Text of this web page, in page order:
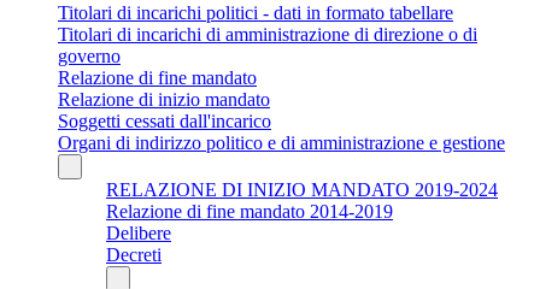
Titolari di incarichi politici - dati in formato tabellare
Titolari di incarichi di amministrazione di direzione o di
governo
Relazione di fine mandato
Relazione di inizio mandato
Soggetti cessati dall'incarico
Organi di indirizzo politico e di amministrazione e gestione
RELAZIONE DI INIZIO MANDATO 2019-2024
Relazione di fine mandato 2014-2019
Delibere
Decreti